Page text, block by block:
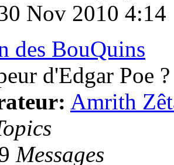
Nov 2010 4:14
des BouQuins
d'Edgar Poe ?
Amrith
Messages